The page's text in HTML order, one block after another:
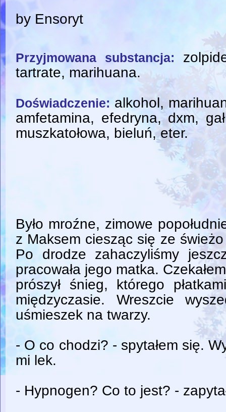
by Ensoryt
Przyjmowana substancja:
tartrate, marihuana.
Doświadczenie: alkohol,
amfetamina, efedryna, dxm,
muszkatołowa, bieluń, eter.
Było mroźne, zimowe
z Maksem ciesząc się ze świeżo
Po drodze zahaczyliśmy
pracowała jego matka.
prószył śnieg, którego
międzyczasie. Wreszcie
uśmieszek na twarzy.
- O co chodzi? - spytałem się.
mi lek.
- Hypnogen? Co to jest? -